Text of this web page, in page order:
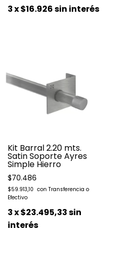
3x$16.926sin interés
Kit Barral 2.20 mts.
Satin Soporte Ayres
Simple Hierro
$70.486
$59.913,10
3x$23.495,33sin
interés